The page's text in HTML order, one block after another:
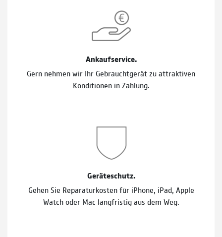
Ankaufservice.
Gern nehmen wir Ihr Gebrauchtgerät zu attraktiven
Konditionen in Zahlung.
Geräteschutz.
Gehen Sie Reparaturkosten für iPhone, iPad, Apple
Watch oder Mac langfristig aus dem Weg.